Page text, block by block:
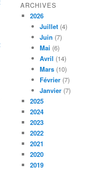
ARCHIVES
2026
Juillet (4)
Juin (7)
Mai (6)
Avril (14)
Mars (10)
Février (7)
Janvier (7)
2025
2024
2023
2022
2021
2020
2019